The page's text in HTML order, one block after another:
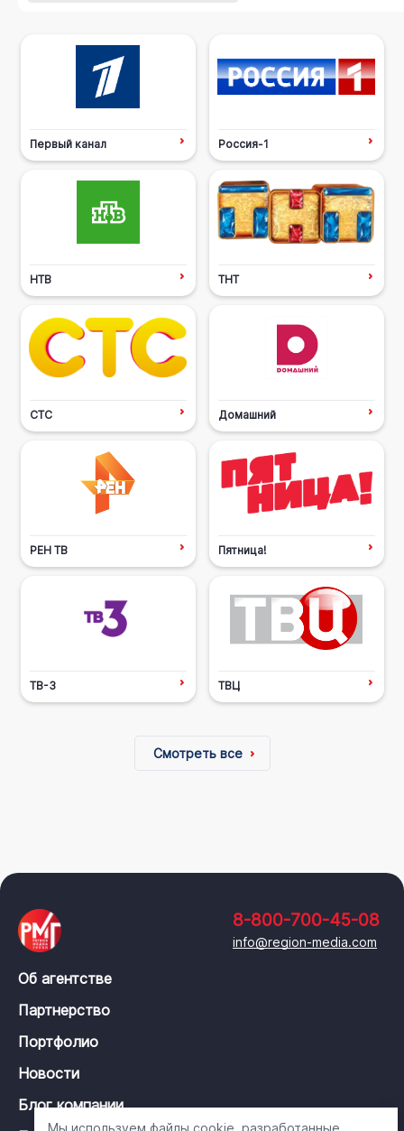
Первый канал Россия-1
НТВ ТНТ
СТС Домашний
РЕН ТВ Пятница!
ТВ-3 ТВЦ
Смотреть все
8-800-700-45-08
info@region-media.com
Об агентстве
Партнерство
Портфолио
Новости
Блог компании
Мы используем файлы cookie, разработанные